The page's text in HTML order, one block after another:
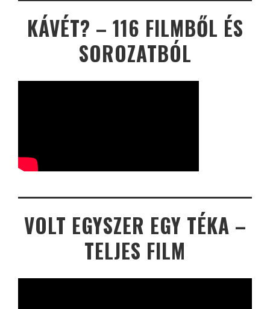
KÁVÉT? – 116 FILMBŐL ÉS
SOROZATBÓL
VOLT EGYSZER EGY TÉKA –
TELJES FILM